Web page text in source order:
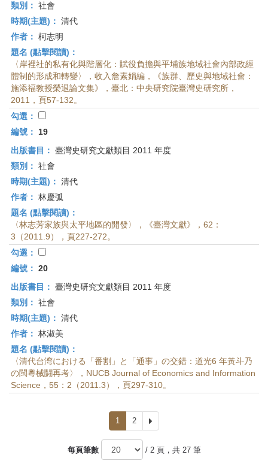
類別： 社會
時期(主題)： 清代
作者： 柯志明
題名 (點擊閱讀)：
〈岸裡社的私有化與階層化：賦役負擔與平埔族地域社會內部政經
體制的形成和轉變〉，收入詹素娟編，《族群、歷史與地域社會：
施添福教授榮退論文集》，臺北：中央研究院臺灣史研究所，
2011，頁57-132。
勾選：
編號：
19
出版書目： 臺灣史研究文獻類目 2011 年度
類別： 社會
時期(主題)： 清代
作者： 林慶弧
題名 (點擊閱讀)：
〈林志芳家族與太平地區的開發〉，《臺灣文獻》，62：
3（2011.9），頁227-272。
勾選：
編號： 20
出版書目： 臺灣史研究文獻類目 2011 年度
類別： 社會
時期(主題)： 清代
作者： 林淑美
題名 (點擊閱讀)：
〈清代台湾における「番割」と「通事」の交錯：道光6 年黃斗乃
の閩粵械鬪再考〉，NUCB Journal of Economics and Information
Science，55：2（2011.3），頁297-310。
1 2
一
每頁筆數
/ 2 頁，共 27 筆